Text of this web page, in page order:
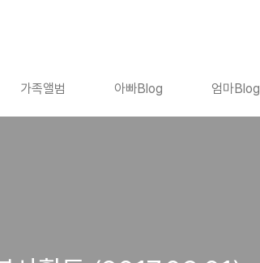
가족앨범 아빠Blog 엄마Blog